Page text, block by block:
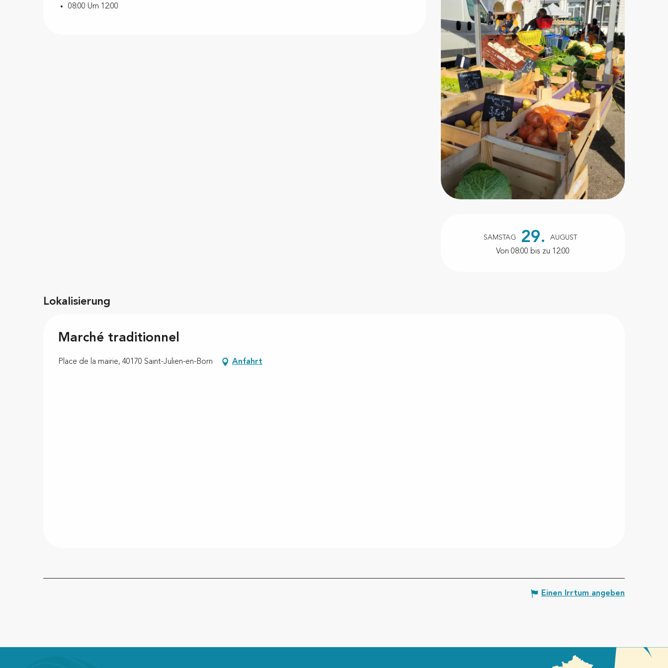
Öffnungszeiten &
SAMSTAG 29. AUGUST
Von 08:00 bis zu 12:00
08:00 Um 12:00
Lokalisierung
Marché traditionnel
Place de la mairie, 40170 Saint-Julien-en-Born Anfahrt
Einen Irrtum angeben